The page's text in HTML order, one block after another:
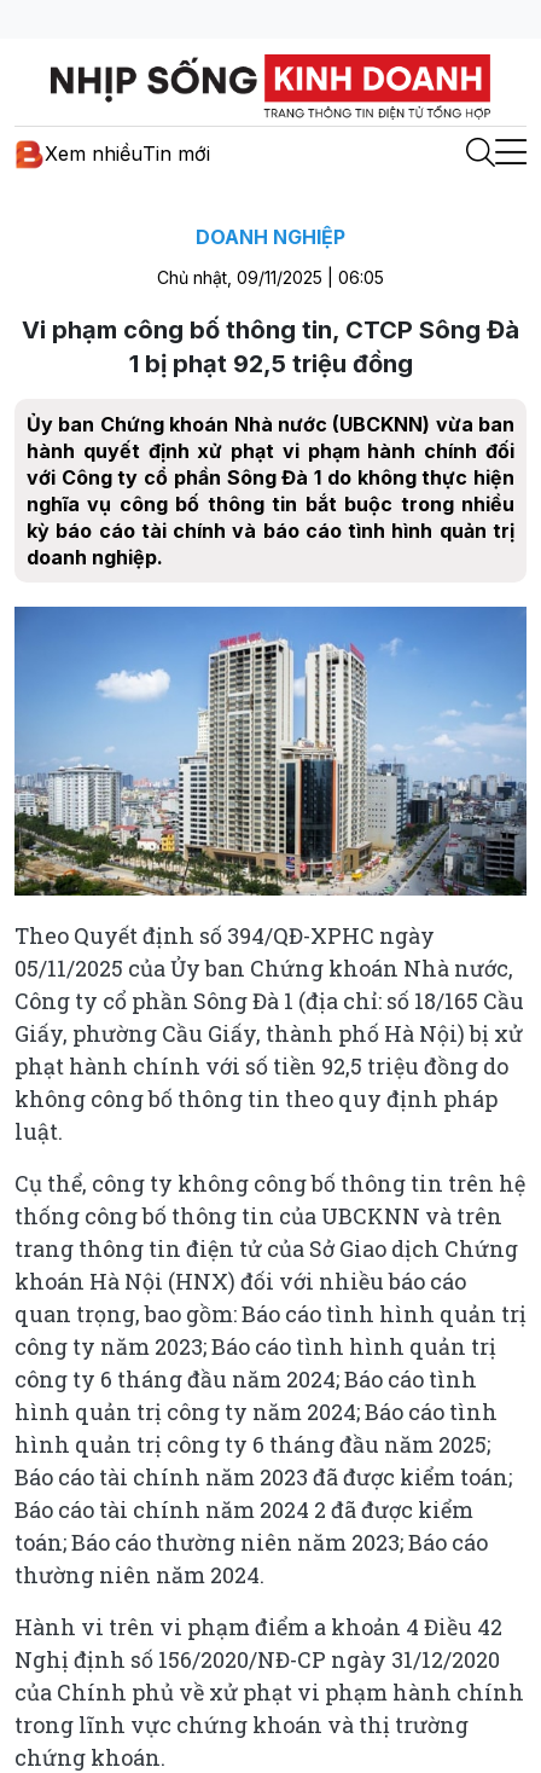
Xem nhiềuTin mới
DOANH NGHIỆP
Chủ nhật, 09/11/2025 | 06:05
Vi phạm công bố thông tin, CTCP Sông Đà
1 bị phạt 92,5 triệu đồng
Ủy ban Chứng khoán Nhà nước (UBCKNN) vừa ban
hành quyết định xử phạt vi phạm hành chính đối
với Công ty cổ phần Sông Đà 1 do không thực hiện
nghĩa vụ công bố thông tin bắt buộc trong nhiều
kỳ báo cáo tài chính và báo cáo tình hình quản trị
doanh nghiệp.
Theo Quyết định số 394/QĐ-XPHC ngày
05/11/2025 của Ủy ban Chứng khoán Nhà nước,
Công ty cổ phần Sông Đà 1 (địa chỉ: số 18/165 Cầu
Giấy, phường Cầu Giấy, thành phố Hà Nội) bị xử
phạt hành chính với số tiền 92,5 triệu đồng do
không công bố thông tin theo quy định pháp
luật.
Cụ thể, công ty không công bố thông tin trên hệ
thống công bố thông tin của UBCKNN và trên
trang thông tin điện tử của Sở Giao dịch Chứng
khoán Hà Nội (HNX) đối với nhiều báo cáo
quan trọng, bao gồm: Báo cáo tình hình quản trị
công ty năm 2023; Báo cáo tình hình quản trị
công ty 6 tháng đầu năm 2024; Báo cáo tình
hình quản trị công ty năm 2024; Báo cáo tình
hình quản trị công ty 6 tháng đầu năm 2025;
Báo cáo tài chính năm 2023 đã được kiểm toán;
Báo cáo tài chính năm 2024 2 đã được kiểm
toán; Báo cáo thường niên năm 2023; Báo cáo
thường niên năm 2024.
Hành vi trên vi phạm điểm a khoản 4 Điều 42
Nghị định số 156/2020/NĐ-CP ngày 31/12/2020
của Chính phủ về xử phạt vi phạm hành chính
trong lĩnh vực chứng khoán và thị trường
chứng khoán.